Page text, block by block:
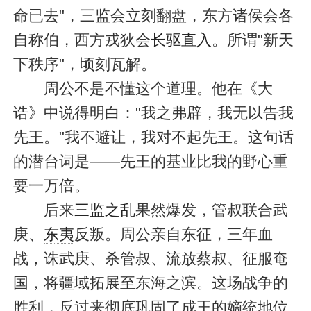
命已去"，三监会立刻翻盘，东方诸侯会各
自称伯，西方戎狄会长驱直入 。所谓"新天
下秩序"，顷刻瓦解。
周公不是不懂这个道理。他在《大
诰》中说得明白："我之弗辟，我无以告我
先王。"我不避让，我对不起先王。这句话
的潜台词是——先王的基业比我的野心重
要一万倍。
后来三监之乱果然爆发，管叔联合武
庚、 东夷反叛。周公亲自东征，三年血
战，诛武庚、杀管叔、流放蔡叔、征服奄
国，将疆域拓展至东海之滨。这场战争的
胜利，反过来彻底巩固了成王的嫡统地位